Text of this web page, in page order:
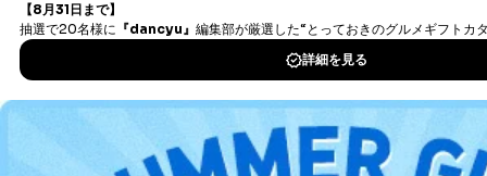
なお、6、7については、パートナー（提携企業）様又は
各SNS運営会社様にご請求いただきますようお願い致し
当社は、取得した個人情報を適切に管理し､あらかじめ
本人の同意を得ることなく第三者に提供することはあり
ません。ただし、次の場合は除きます。
DOWNLOAD FOR IOS
DOWNLOAD FOR ANDROID